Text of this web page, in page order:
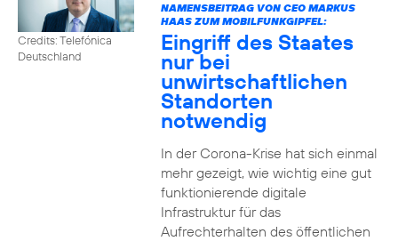
Credits: Telefónica
Deutschland
NAMENSBEITRAG VON CEO MARKUS
HAAS ZUM MOBILFUNKGIPFEL:
Eingriff des Staates
nur bei
unwirtschaftlichen
Standorten
notwendig
In der Corona-Krise hat sich einmal
mehr gezeigt, wie wichtig eine gut
funktionierende digitale
Infrastruktur für das
Aufrechterhalten des öffentlichen